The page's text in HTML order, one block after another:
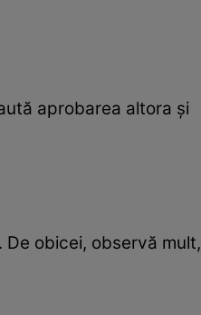
aprobarea altora și
obicei, observă mult,